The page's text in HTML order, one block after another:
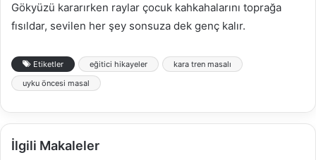
Gökyüzü kararırken raylar çocuk kahkahalarını toprağa
fısıldar, sevilen her şey sonsuza dek genç kalır.
Etiketler eğitici hikayeler
kara tren masalı
uyku öncesi masal
İlgili Makaleler